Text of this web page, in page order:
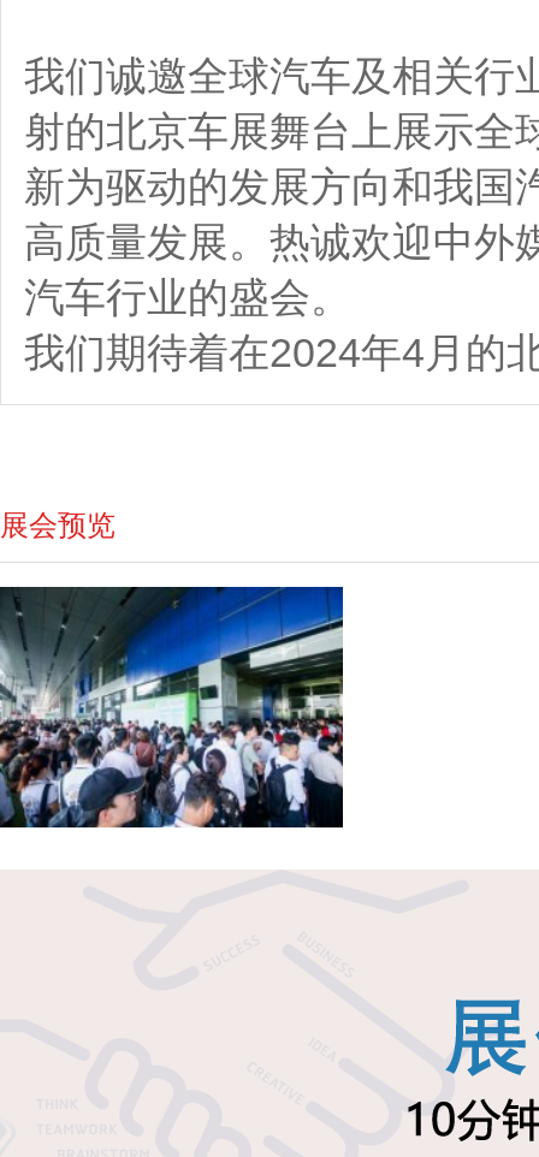
我们诚邀全球汽车及相关行
射的北京车展舞台上展示全
新为驱动的发展方向和我国
高质量发展。热诚欢迎中外
汽车行业的盛会。
我们期待着在2024年4月的
展会预览